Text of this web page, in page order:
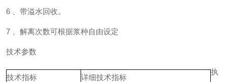
6 、带溢水回收。
7 、解离次数可根据浆种自由设定
技术参数
技术指标 详细技术指标
执